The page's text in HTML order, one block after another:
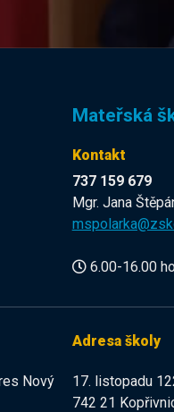
Mateřská
Kontakt
737 159 679
Mgr. Jana
6.00-16.00
Nový
Adresa školy
17. listopadu
742 21